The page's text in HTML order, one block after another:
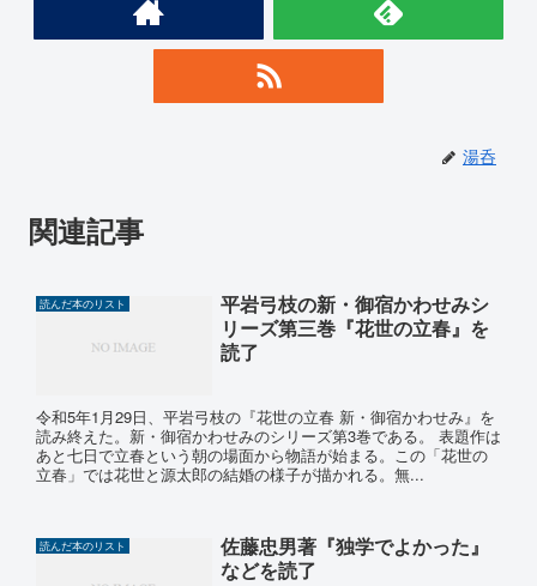
湯呑
関連記事
読んだ本のリスト
平岩弓枝の新・御宿かわせみシ
リーズ第三巻『花世の立春』を
読了
令和5年1月29日、平岩弓枝の『花世の立春 新・御宿かわせみ』を
読み終えた。新・御宿かわせみのシリーズ第3巻である。 表題作は
あと七日で立春という朝の場面から物語が始まる。この「花世の
立春」では花世と源太郎の結婚の様子が描かれる。無...
読んだ本のリスト
佐藤忠男著『独学でよかった』
などを読了